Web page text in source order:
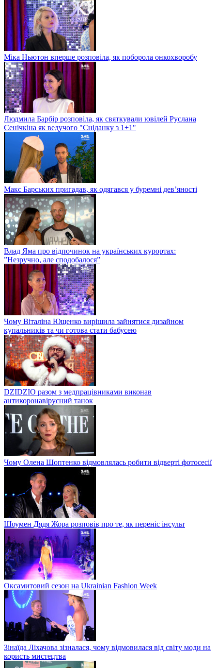
Міка Ньютон вперше розповіла, як поборола онкохворобу
Людмила Барбір розповіла, як святкували ювілей Руслана
Сенічкіна як ведучого "Сніданку з 1+1"
Макс Барських пригадав, як одягався у буремні дев’яності
Влад Яма про відпочинок на українських курортах:
”Незручно, але сподобалося”
Чому Віталіна Ющенко вирішила зайнятися дизайном
купальників та чи готова стати бабусею
DZIDZIO разом з медпрацівниками виконав
антикоронавірусний танок
Чому Олена Шоптенко відмовлялась робити відверті фотосесії
Шоумен Дядя Жора розповів про те, як переніс інсульт
Оксамитовий сезон на Ukrainian Fashion Week
Зінаїда Ліхачова зізналася, чому відмовилася від світу моди на
користь мистецтва